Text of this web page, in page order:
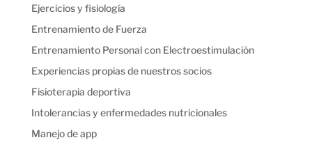
Ejercicios y fisiología
Entrenamiento de Fuerza
Entrenamiento Personal con Electroestimulación
Experiencias propias de nuestros socios
Fisioterapia deportiva
Intolerancias y enfermedades nutricionales
Manejo de app